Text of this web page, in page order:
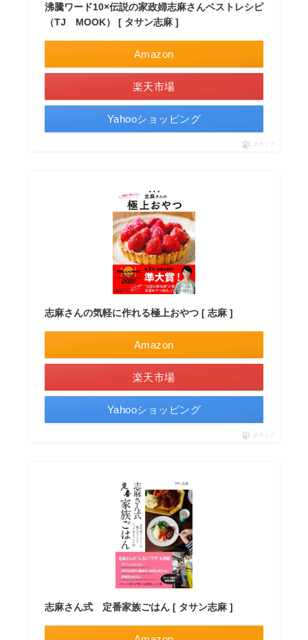
沸騰ワード10×伝説の家政婦志麻さんベストレシピ
（TJ MOOK） [ タサン志麻 ]
Amazon
楽天市場
Yahooショッピング
ポチップ
志麻さんの気軽に作れる極上おやつ [ 志麻 ]
Amazon
楽天市場
Yahooショッピング
ポチップ
志麻さん式 定番家族ごはん [ タサン志麻 ]